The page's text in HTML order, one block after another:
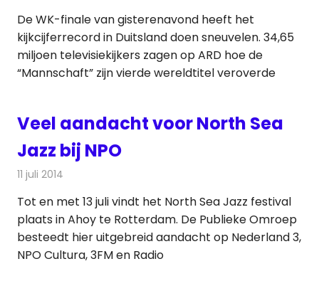
De WK-finale van gisterenavond heeft het
kijkcijferrecord in Duitsland doen sneuvelen. 34,65
miljoen televisiekijkers zagen op ARD hoe de
“Mannschaft” zijn vierde wereldtitel veroverde
Veel aandacht voor North Sea
Jazz bij NPO
11 juli 2014
Tot en met 13 juli vindt het North Sea Jazz festival
plaats in Ahoy te Rotterdam. De Publieke Omroep
besteedt hier uitgebreid aandacht op Nederland 3,
NPO Cultura, 3FM en Radio